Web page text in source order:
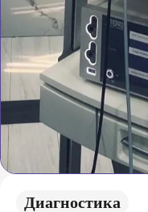
Диагностика